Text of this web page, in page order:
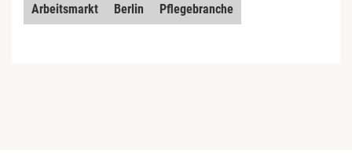
Arbeitsmarkt Berlin Pflegebranche